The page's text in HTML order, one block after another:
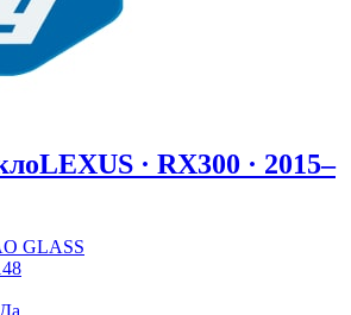
LEXUS · RX300 · 2015–
GLASS